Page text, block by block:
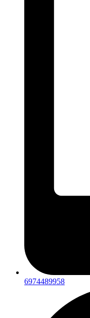
6974489958